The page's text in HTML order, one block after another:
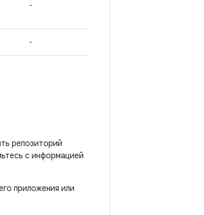
-
-
репозиторий
с информацией
приложения или